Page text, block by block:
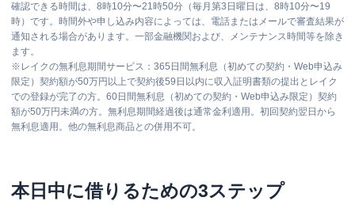
確認できる時間は、8時10分〜21時50分（毎月第3日曜日は、8時10分〜19
時）です。時間外や申し込み内容によっては、電話またはメールで審査結果が
通知される場合があります。一部金融機関および、メンテナンス時間等を除き
ます。
※ レイクの無利息期間サービス：365日間無利息（初めての契約・Web申込み
限定）契約額が50万円以上で契約後59日以内に収入証明書類の提出とレイク
での登録が完了の方。60日間無利息（初めての契約・Web申込み限定）契約
額が50万円未満の方。無利息期間経過後は通常金利適用。初回契約翌日から
無利息適用。他の無利息商品との併用不可。
本日中に借りるための3ステップ